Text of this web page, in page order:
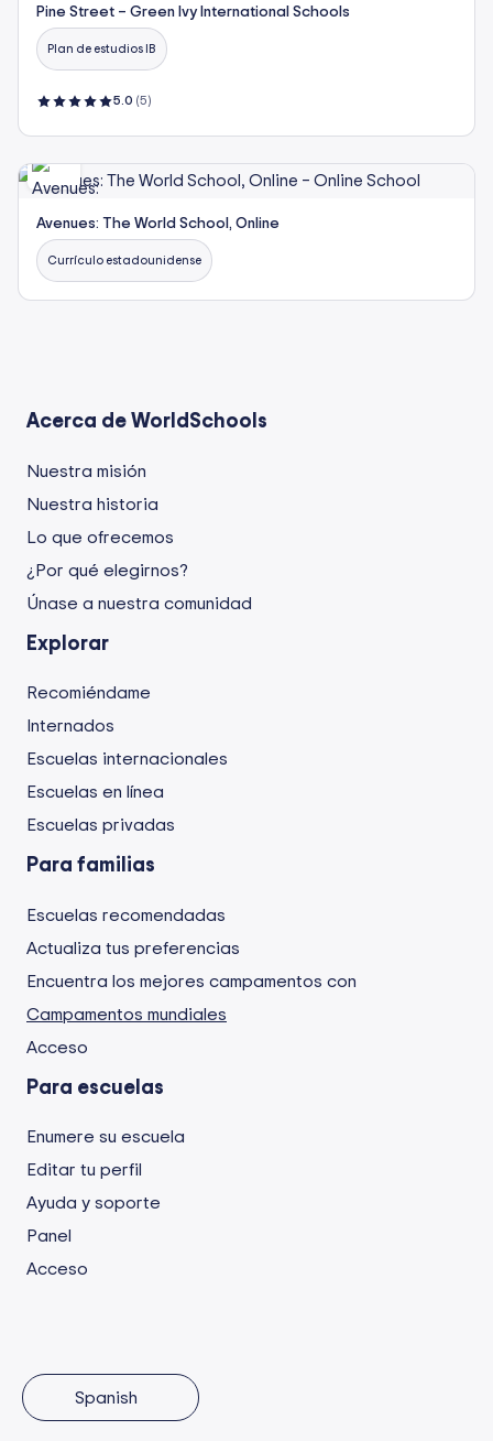
Pine Street – Green Ivy International Schools
Plan de estudios IB
5.0 (5)
Avenues: The World School, Online
Currículo estadounidense
Acerca de WorldSchools
Nuestra misión
Nuestra historia
Lo que ofrecemos
¿Por qué elegirnos?
Únase a nuestra comunidad
Explorar
Recomiéndame
Internados
Escuelas internacionales
Escuelas en línea
Escuelas privadas
Para familias
Escuelas recomendadas
Actualiza tus preferencias
Encuentra los mejores campamentos con
Campamentos mundiales
Acceso
Para escuelas
Enumere su escuela
Editar tu perfil
Ayuda y soporte
Panel
Acceso
Spanish